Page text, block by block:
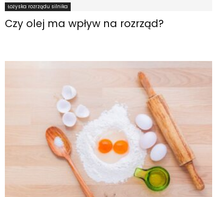
Łożyska rozrządu silnika
Czy olej ma wpływ na rozrząd?